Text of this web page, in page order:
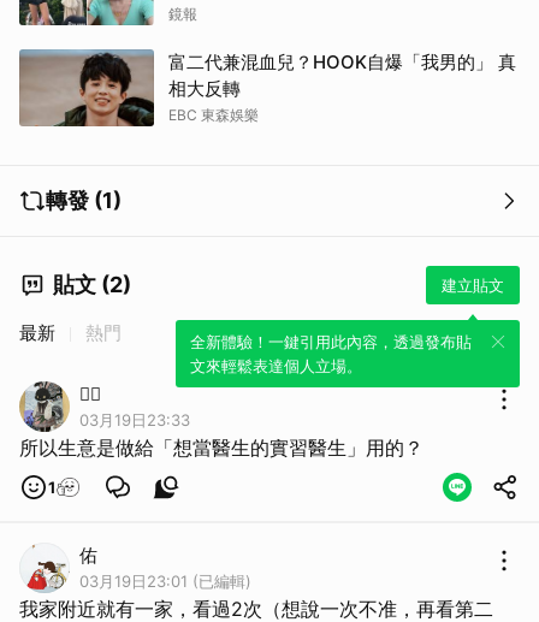
鏡報
富二代兼混血兒？HOOK自爆「我男的」 真
相大反轉
EBC 東森娛樂
轉發 (1)
貼文 (2) 建立貼文
全新體驗！一鍵引用此內容，透過發布貼
文來輕鬆表達個人立場。
最新 熱門
🙅‍♀️
03月19日23:33
所以生意是做給「想當醫生的實習醫生」用的？
1
佑
03月19日23:01 (已編輯)
我家附近就有一家，看過2次（想說一次不准，再看第二